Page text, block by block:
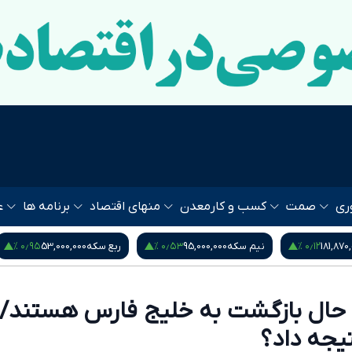
صمت کسب و کار معدن منهای اقتصاد برنامه ها
نیم سکه 95,000,000۰٫۵۳ % ربع سکه 53,000,000۰٫۹۵ % یورو
بازگشت به خلیج فارس هستند/
داد؟